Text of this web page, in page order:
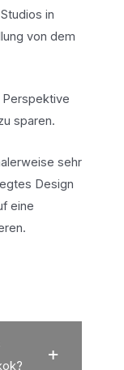
in
von dem
Perspektive
sparen.
sehr
Design
eine